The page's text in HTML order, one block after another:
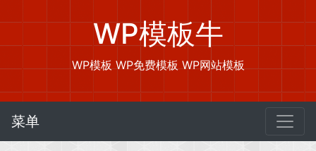
WP模板牛
WP模板 WP免费模板 WP网站模板
菜单